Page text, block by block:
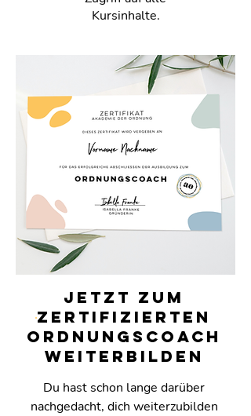
Kursinhalte.
JETZT ZUM
ZERTIFIZIERTEN
ORDNUNGSCOACH
WEITERBILDEN
Du hast schon lange darüber
nachgedacht, dich weiterzubilden